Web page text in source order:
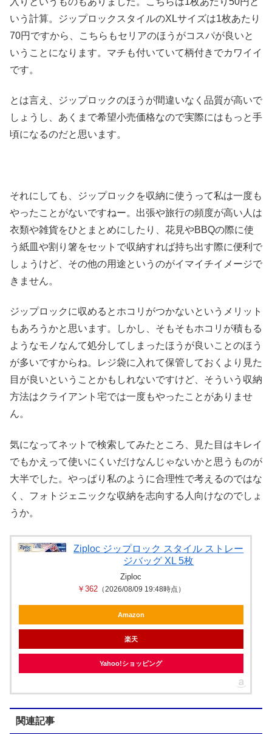
いう計算。ジップロックスタイルのXLサイズは1枚あたり
70円ですから、こちらもセリアのほうがコスパが良いと
いうことになります。マチも付いていて柄付きでカワイイ
です。
とは言え、ジップロックのほうが間違いなく品質が高いで
しょうし、あくまで希望小売価格なので実際にはもっと手
頃になるのだと思います。
それにしても、ジップロックを収納に使うって私は一度も
やったことがないですねー。出張や旅行の頻度が高い人は
衣類や雑貨をひとまとめにしたり、花見やBBQの際に使
う紙皿や割り箸をセットで収納すれば持ち出す際に便利で
しょうけど、その他の用途というのがイマイチイメージで
きません。
ジップロックに収めるとホコリがつかないというメリット
もあろうかと思います。しかし、そもそもホコリが積もる
ようなモノなんて処分してしまったほうが良いことのほう
が多いですからね。レジ袋に入れて保管しておくより見た
目が良いということかもしれないですけど、そういう収納
方法はクライアント宅では一度もやったことがありませ
ん。
気になってネットで検索してみたところ、見た目はキレイ
でもかえって使いにくいだけなんじゃないかと思うものが
大半でした。やっぱり私のように合理性で考えるのではな
く、フォトジェニックな収納を志向する人向けなのでしょ
うか。
Ziploc ジップロック スタイル ストレー
ジバッグ XL 5枚
Ziploc
￥362（2026/08/09 19:48時点）
Amazon
楽天
Yahoo!ショッピング
関連記事